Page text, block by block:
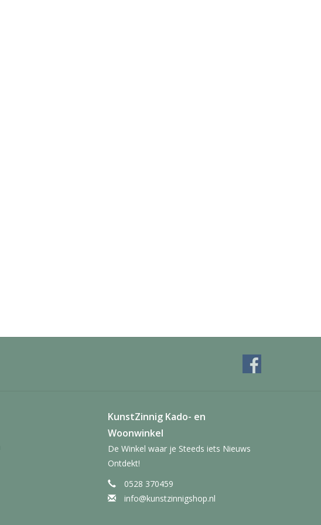
KunstZinnig Kado- en
Woonwinkel
De Winkel waar je Steeds iets Nieuws
Ontdekt!
0528 370459
info@kunstzinnigshop.nl